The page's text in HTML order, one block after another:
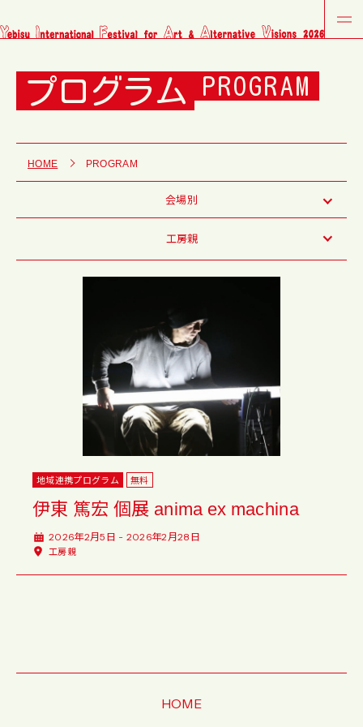
プログラム PROGRAM
HOME PROGRAM
会場別
工房親
地域連携プログラム 無料
伊東 篤宏 個展 anima ex machina
2026年2月5日 - 2026年2月28日
工房親
HOME